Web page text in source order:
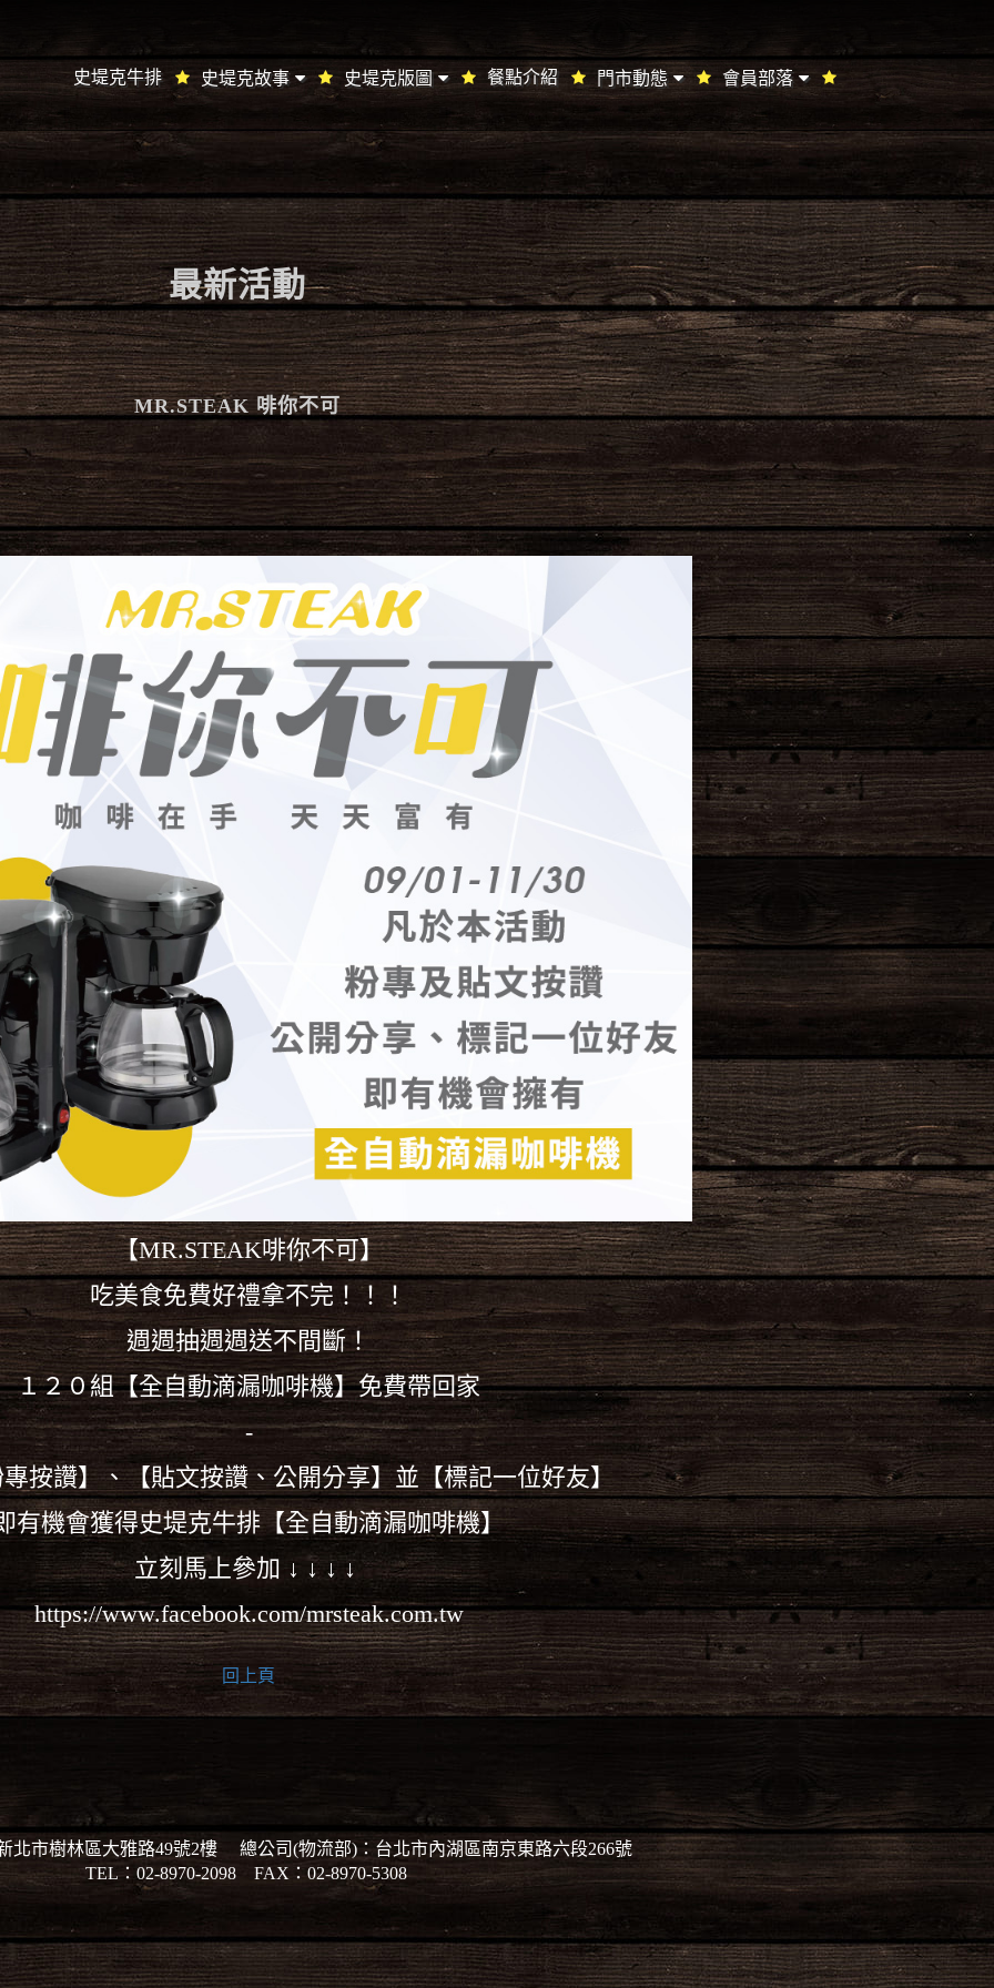
史堤克牛排 史堤克故事 史堤克版圖 餐點介紹 門市動態 會員部落
最新活動
MR.STEAK 啡你不可
【MR.STEAK啡你不可】
吃美食免費好禮拿不完！！！
週週抽週週送不間斷！
１２０組【全自動滴漏咖啡機】免費帶回家
-
按讚】、【貼文按讚、公開分享】並【標記一位好友】
有機會獲得史堤克牛排【全自動滴漏咖啡機】
立刻馬上參加 ↓ ↓ ↓ ↓
https://www.facebook.com/mrsteak.com.tw
回上頁
北市樹林區大雅路49號2樓 總公司(物流部)：台北市內湖區南京東路六段266號
TEL：02-8970-2098 FAX：02-8970-5308